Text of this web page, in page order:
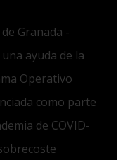
Granada -
ayuda de la
Operativo
como parte
de COVID-